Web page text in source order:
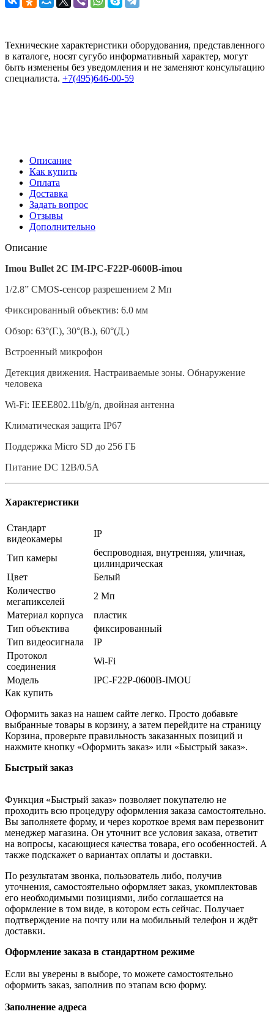
Технические характеристики оборудования, представленного
в каталоге, носят сугубо информативный характер, могут
быть изменены без уведомления и не заменяют консультацию
специалиста. +7(495)646-00-59
Описание
Как купить
Оплата
Доставка
Задать вопрос
Отзывы
Дополнительно
Описание
Imou Bullet 2C IM-IPC-F22P-0600B-imou
1/2.8” CMOS-сенсор разрешением 2 Мп
Фиксированный объектив: 6.0 мм
Обзор: 63°(Г.), 30°(В.), 60°(Д.)
Встроенный микрофон
Детекция движения. Настраиваемые зоны. Обнаружение
человека
Wi-Fi: IEEE802.11b/g/n, двойная антенна
Климатическая защита IP67
Поддержка Micro SD до 256 ГБ
Питание DC 12В/0.5A
Характеристики
Стандарт
видеокамеры
IP
Тип камеры
беспроводная, внутренняя, уличная,
цилиндрическая
Цвет
Белый
Количество
мегапикселей
2 Мп
Материал корпуса
пластик
Тип объектива
фиксированный
Тип видеосигнала
IP
Протокол
соединения
Wi-Fi
Модель
IPC-F22P-0600B-IMOU
Как купить
Оформить заказ на нашем сайте легко. Просто добавьте
выбранные товары в корзину, а затем перейдите на страницу
Корзина, проверьте правильность заказанных позиций и
нажмите кнопку «Оформить заказ» или «Быстрый заказ».
Быстрый заказ
Функция «Быстрый заказ» позволяет покупателю не
проходить всю процедуру оформления заказа самостоятельно.
Вы заполняете форму, и через короткое время вам перезвонит
менеджер магазина. Он уточнит все условия заказа, ответит
на вопросы, касающиеся качества товара, его особенностей. А
также подскажет о вариантах оплаты и доставки.
По результатам звонка, пользователь либо, получив
уточнения, самостоятельно оформляет заказ, укомплектовав
его необходимыми позициями, либо соглашается на
оформление в том виде, в котором есть сейчас. Получает
подтверждение на почту или на мобильный телефон и ждёт
доставки.
Оформление заказа в стандартном режиме
Если вы уверены в выборе, то можете самостоятельно
оформить заказ, заполнив по этапам всю форму.
Заполнение адреса